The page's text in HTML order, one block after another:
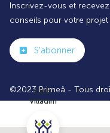
Club
Villadim
Inscrivez-vous et
conseils pour votre
S'abonner
©2023 Primeâ - Tous
Paramètres des cookies
Mentions légales